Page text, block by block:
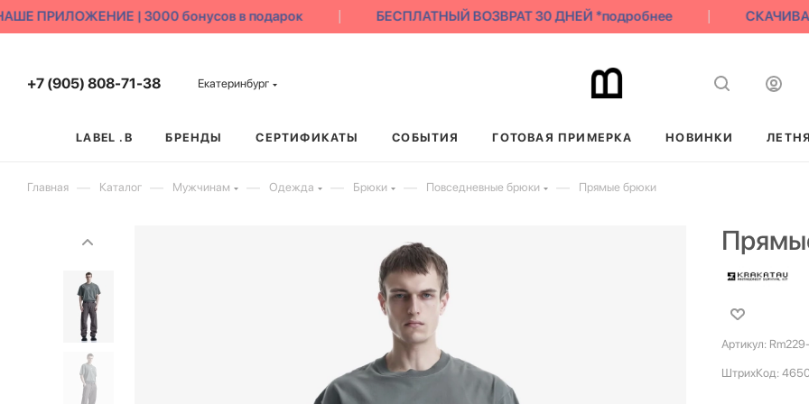
ПРИЛОЖЕНИЕ | 3000 бонусов в подарок БЕСПЛАТНЫЙ ВОЗВРАТ 30 ДНЕЙ *подробнее
+7 (905) 808-71-38 Екатеринбург
LABEL .B БРЕНДЫ СЕРТИФИКАТЫ СОБЫТИЯ ГОТОВАЯ ПРИМЕРКА НОВИНКИ
Главная — Каталог — Мужчинам — Одежда — Брюки — Повседневные брюки — Прямые брюки
Артикул:
ШтрихКод: